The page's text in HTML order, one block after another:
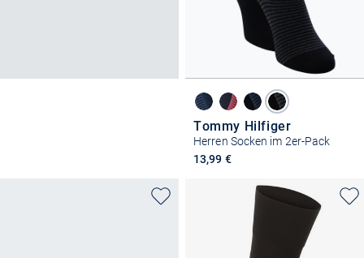
Tommy Hilfiger
Herren Socken im 2er-Pack
13,99 €